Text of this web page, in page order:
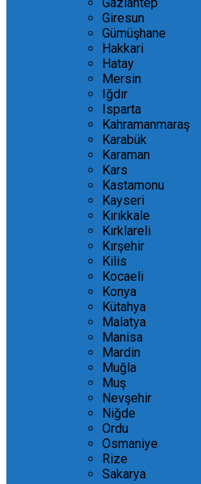
Giresun
Gümüşhane
Hakkari
Hatay
Mersin
Iğdır
Isparta
Kahramanmaraş
Karabük
Karaman
Kars
Kastamonu
Kayseri
Kırıkkale
Kırklareli
Kırşehir
Kilis
Kocaeli
Konya
Kütahya
Malatya
Manisa
Mardin
Muğla
Muş
Nevşehir
Niğde
Ordu
Osmaniye
Rize
Sakarya